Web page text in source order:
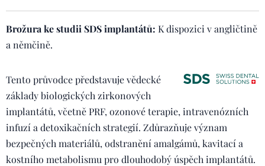
Brožura ke studii SDS implantátů: K dispozici v angličtině
a němčině.
Tento průvodce představuje vědecké
základy biologických zirkonových
implantátů, včetně PRF, ozonové terapie, intravenózních
infuzí a detoxikačních strategií. Zdůrazňuje význam
bezpečných materiálů, odstranění amalgámů, kavitací a
kostního metabolismu pro dlouhodobý úspěch implantátů.